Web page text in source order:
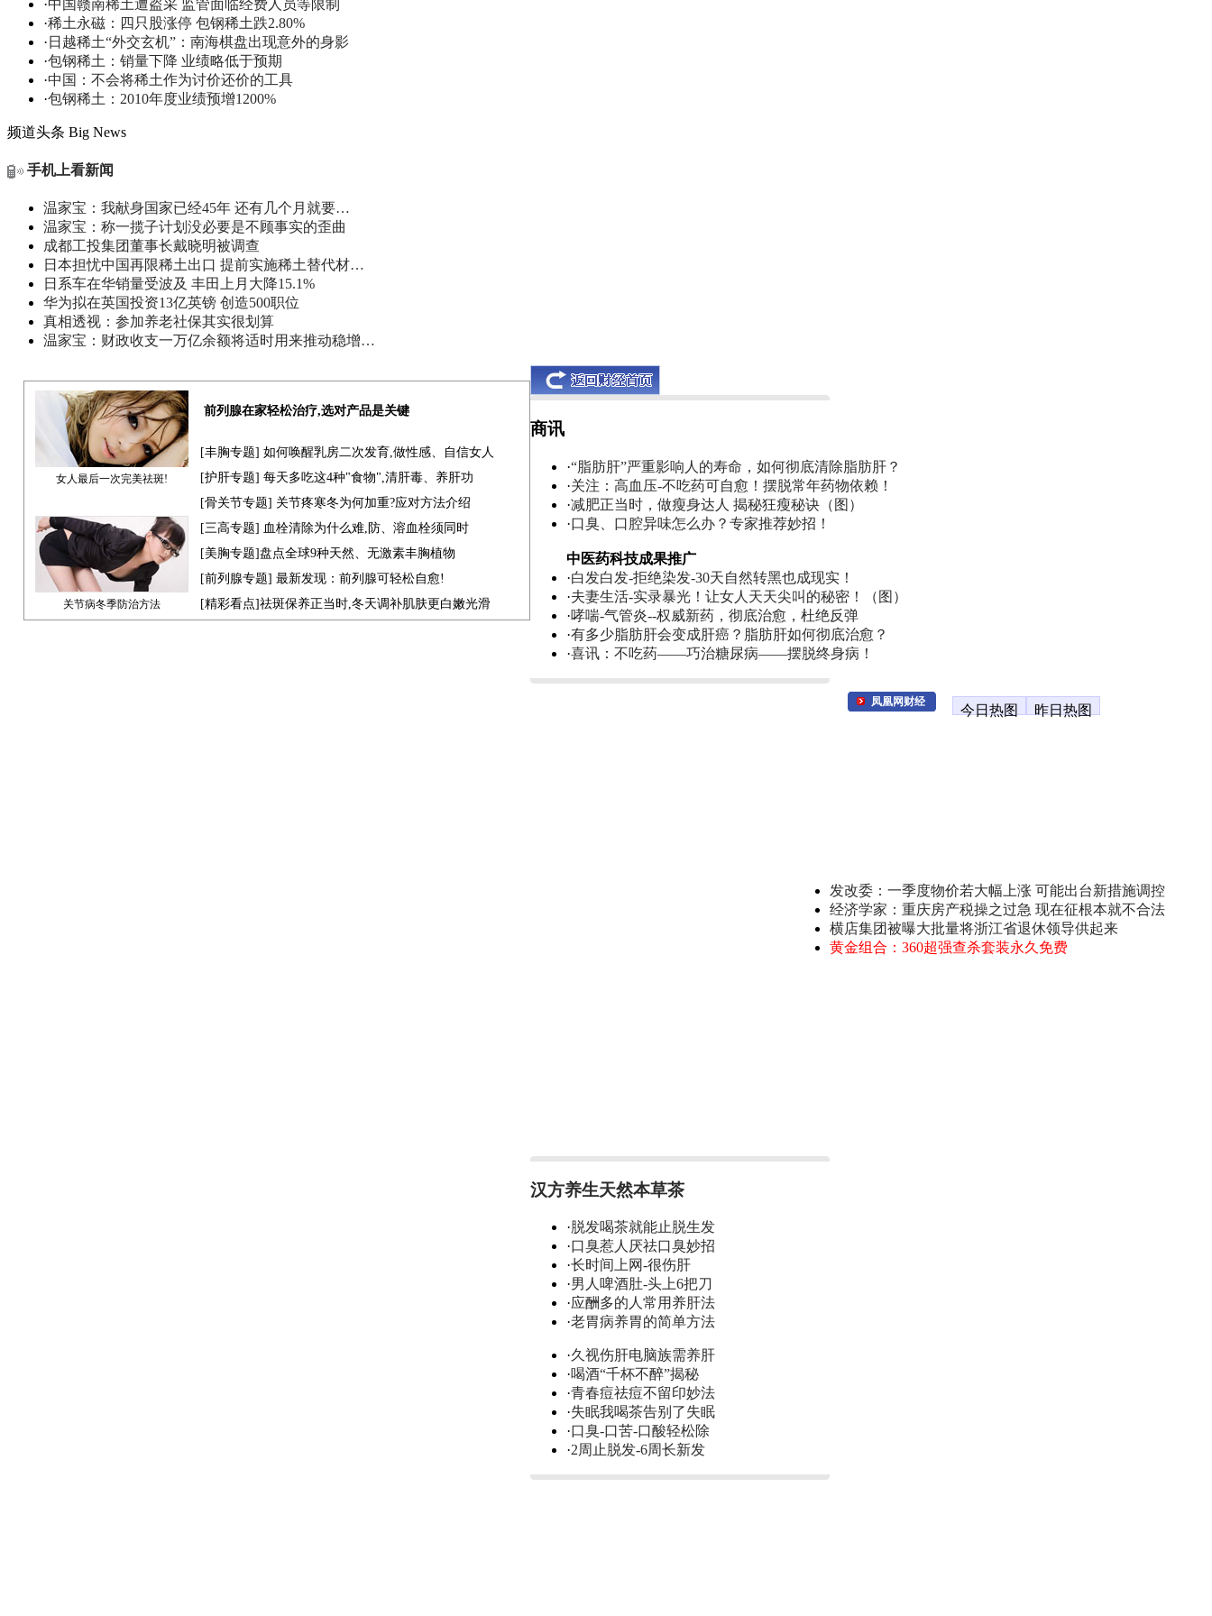
·中国赣南稀土遭盗采 监管面临经费人员等限制
·稀土永磁：四只股涨停 包钢稀土跌2.80%
· 日越稀土“外交玄机”：南海棋盘出现意外的身影
·包钢稀土：销量下降 业绩略低于预期
·中国：不会将稀土作为讨价还价的工具
·包钢稀土：2010年度业绩预增1200%
频道头条 Big News
手机上看新闻
温家宝：我献身国家已经45年 还有几个月就要…
温家宝：称一揽子计划没必要是不顾事实的歪曲
成都工投集团董事长戴晓明被调查
日本担忧中国再限稀土出口 提前实施稀土替代材…
日系车在华销量受波及 丰田上月大降15.1%
华为拟在英国投资13亿英镑 创造500职位
真相透视：参加养老社保其实很划算
温家宝：财政收支一万亿余额将适时用来推动稳增…
女人最后一次完美祛斑!
前列腺在家轻松治疗,选对产品是关键
[丰胸专题] 如何唤醒乳房二次发育,做性感、自信女人
[护肝专题] 每天多吃这4种"食物",清肝毒、养肝功
[骨关节专题] 关节疼寒冬为何加重?应对方法介绍
关节病冬季防治方法
[三高专题] 血栓清除为什么难,防、溶血栓须同时
[美胸专题]盘点全球9种天然、无激素丰胸植物
[前列腺专题] 最新发现：前列腺可轻松自愈!
[精彩看点]祛斑保养正当时,冬天调补肌肤更白嫩光滑
商讯
·“脂肪肝”严重影响人的寿命，如何彻底清除脂肪肝？
·关注：高血压-不吃药可自愈！摆脱常年药物依赖！
·减肥正当时，做瘦身达人 揭秘狂瘦秘诀（图）
·口臭、口腔异味怎么办？专家推荐妙招！
中医药科技成果推广
·白发白发-拒绝染发-30天自然转黑也成现实！
·夫妻生活-实录暴光！让女人天天尖叫的秘密！（图）
·哮喘-气管炎--权威新药，彻底治愈，杜绝反弹
·有多少脂肪肝会变成肝癌？脂肪肝如何彻底治愈？
·喜讯：不吃药——巧治糖尿病——摆脱终身病！
凤凰网财经
今日热图 昨日热图
发改委：一季度物价若大幅上涨 可能出台新措施调控
经济学家：重庆房产税操之过急 现在征根本就不合法
横店集团被曝大批量将浙江省退休领导供起来
黄金组合：360超强查杀套装永久免费
汉方养生天然本草茶
·脱发喝茶就能止脱生发
·口臭惹人厌祛口臭妙招
·长时间上网-很伤肝
·男人啤酒肚-头上6把刀
·应酬多的人常用养肝法
·老胃病养胃的简单方法
·久视伤肝电脑族需养肝
·喝酒“千杯不醉”揭秘
·青春痘祛痘不留印妙法
·失眠我喝茶告别了失眠
·口臭-口苦-口酸轻松除
·2周止脱发-6周长新发